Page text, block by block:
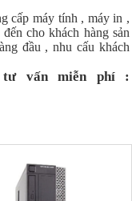
cấp máy tính , máy in ,
cho khách hàng sản
đầu , nhu cấu khách
tư vấn miễn phí :